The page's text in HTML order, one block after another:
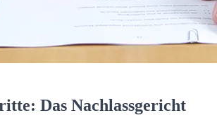
Das Nachlassgericht